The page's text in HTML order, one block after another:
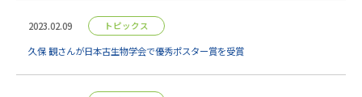
2023.02.09 トピックス
久保 観さんが日本古生物学会で優秀ポスター賞を受賞